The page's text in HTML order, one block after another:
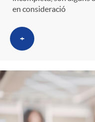
en consideració
+